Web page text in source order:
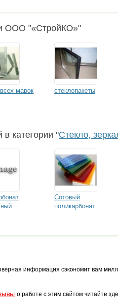
ООО "«СтройКО»"
марок стеклопакеты
категории "Стекло,
Сотовый
поликарбонат
информация сэкономит вам
о работе с этим сайтом читайте